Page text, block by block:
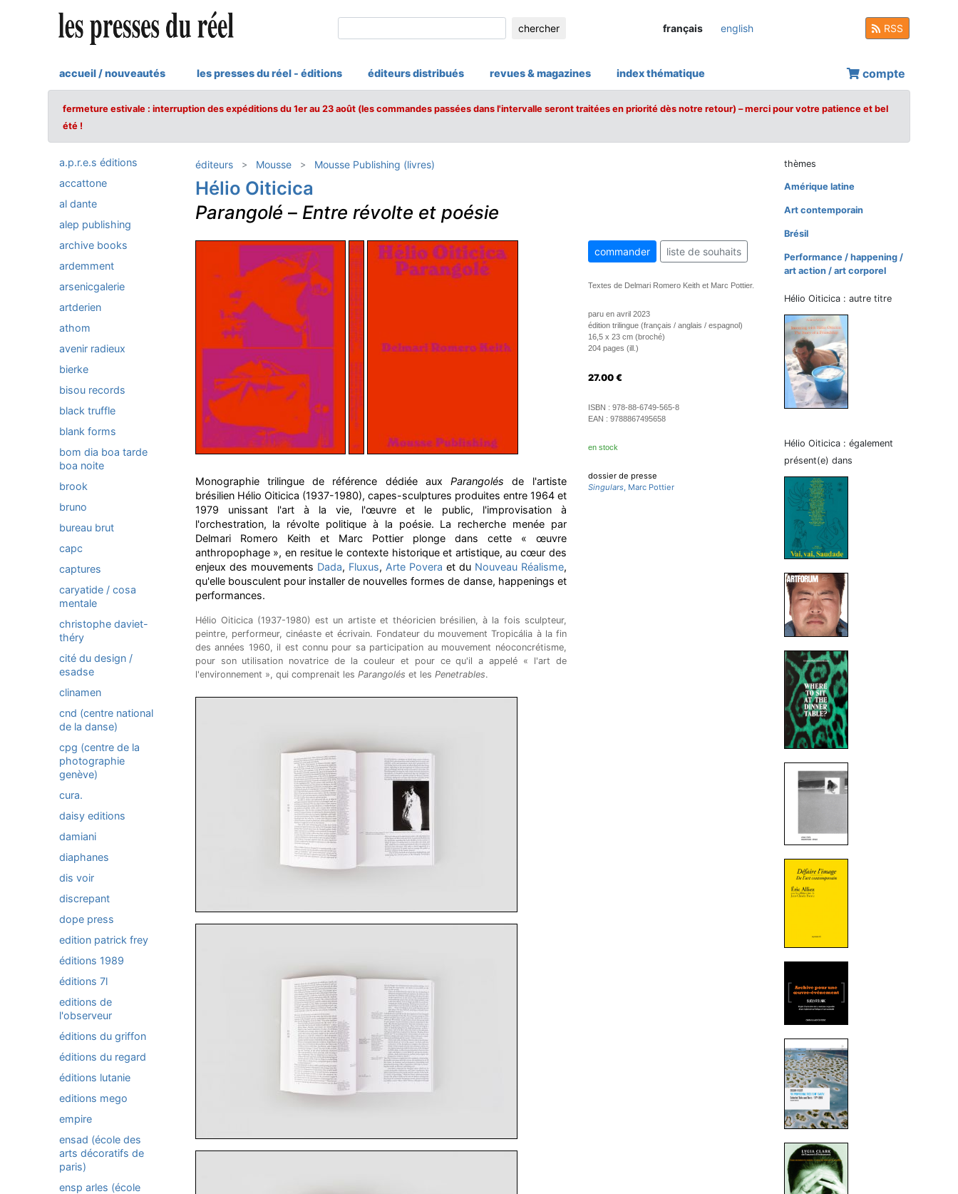
chercher français english RSS
accueil / nouveautés les presses du réel - éditions éditeurs distribués revues & magazines index thématique compte
fermeture estivale : interruption des expéditions du 1er au 23 août (les commandes passées dans l'intervalle seront traitées en priorité dès notre retour) – merci pour votre patience et bel
été !
a.p.r.e.s éditions
accattone
al dante
alep publishing
archive books
ardemment
arsenicgalerie
artderien
athom
avenir radieux
bierke
bisou records
black truffle
blank forms
bom dia boa tarde
boa noite
brook
bruno
bureau brut
capc
captures
caryatide / cosa
mentale
christophe daviet-
théry
cité du design /
esadse
clinamen
cnd (centre national
de la danse)
cpg (centre de la
photographie
genève)
cura.
daisy editions
damiani
diaphanes
dis voir
discrepant
dope press
edition patrick frey
éditions 1989
éditions 7l
editions de
l'observeur
éditions du griffon
éditions du regard
éditions lutanie
editions mego
empire
ensad (école des
arts décoratifs de
paris)
ensp arles (école
éditeurs Mousse Mousse Publishing (livres)
Hélio Oiticica
Parangolé – Entre révolte et poésie
Monographie trilingue de référence dédiée auxParangolés de l'artiste
brésilien Hélio Oiticica (1937-1980), capes-sculptures produites entre 1964 et
1979 unissant l'art à la vie, l'œuvre et le public, l'improvisation à
l'orchestration, la révolte politique à la poésie. La recherche menée par
Delmari Romero Keith et Marc Pottier plonge dans cette « œuvre
anthropophage », en resitue le contexte historique et artistique, au cœur des
enjeux des mouvements Dada, Fluxus, Arte Povera et du Nouveau Réalisme,
qu'elle bousculent pour installer de nouvelles formes de danse, happenings et
performances.
Hélio Oiticica (1937-1980) est un artiste et théoricien brésilien, à la fois sculpteur,
peintre, performeur, cinéaste et écrivain. Fondateur du mouvement Tropicália à la fin
des années 1960, il est connu pour sa participation au mouvement néoconcrétisme,
pour son utilisation novatrice de la couleur et pour ce qu'il a appelé « l'art de
l'environnement », qui comprenait les Parangolés et les Penetrables.
commander liste de souhaits
Textes de Delmari Romero Keith et Marc Pottier.
paru en avril 2023
édition trilingue (français / anglais / espagnol)
16,5 x 23 cm (broché)
204 pages (ill.)
27.00 €
ISBN : 978-88-6749-565-8
EAN : 9788867495658
en stock
dossier de presse
Singulars, Marc Pottier
thèmes
Amérique latine
Art contemporain
Brésil
Performance / happening /
art action / art corporel
Hélio Oiticica : autre titre
Hélio Oiticica : également
présent(e) dans